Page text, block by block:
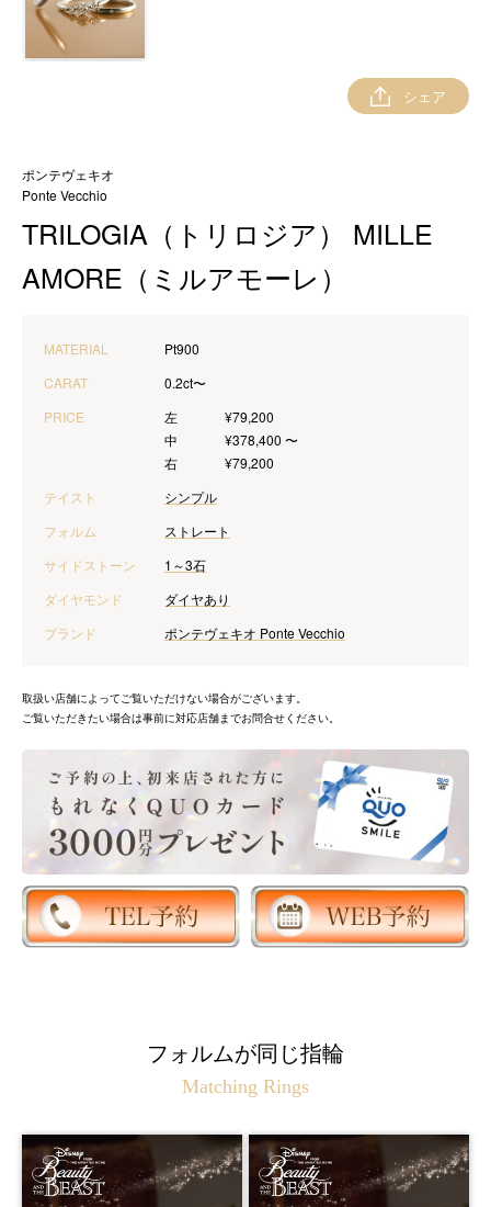
ポンテヴェキオ
Ponte Vecchio
TRILOGIA（トリロジア） MILLE
AMORE（ミルアモーレ）
シェア
MATERIAL
Pt900
CARAT
0.2ct〜
PRICE
左
¥79,200
中
¥378,400 〜
右
¥79,200
テイスト
シンプル
フォルム
ストレート
サイドストーン
1～3石
ダイヤモンド
ダイヤあり
ブランド
ポンテヴェキオ Ponte Vecchio
取扱い店舗によってご覧いただけない場合がございます。
ご覧いただきたい場合は事前に対応店舗までお問合せください。
フォルムが同じ指輪
Matching Rings